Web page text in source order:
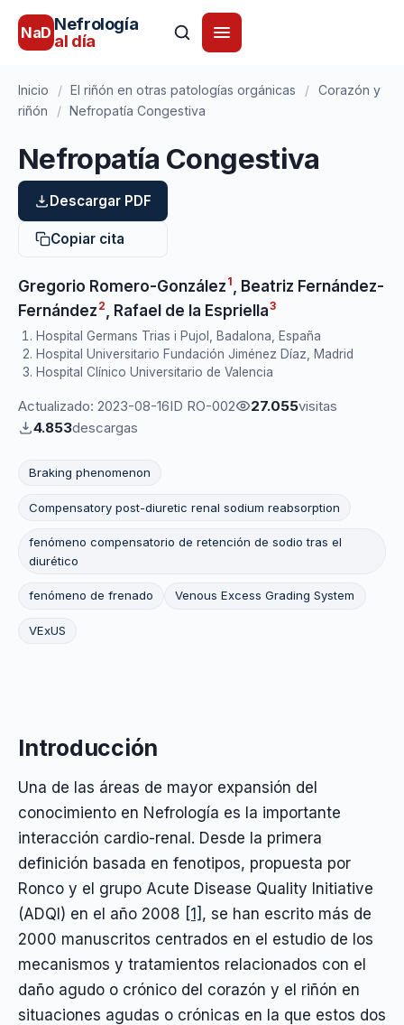
NaD Nefrología
al día
Inicio / El riñón en otras patologías orgánicas / Corazón y
riñón
/ Nefropatía Congestiva
Nefropatía Congestiva
Descargar PDF
Copiar cita
Gregorio Romero-González 1
Beatriz Fernández-
Fernández 2 Rafael de la Espriella3
Hospital Germans Trias i Pujol, Badalona, España
Hospital Universitario Fundación Jiménez Díaz, Madrid
Hospital Clínico Universitario de Valencia
Actualizado: 2023-08-16ID RO-002 27.055visitas
4.853descargas
Braking phenomenon
Compensatory post-diuretic renal sodium reabsorption
fenómeno compensatorio de retención de sodio tras el
diurético
fenómeno de frenado Venous Excess Grading System
VExUS
Introducción
Una de las áreas de mayor expansión del
conocimiento en Nefrología es la importante
interacción cardio-renal. Desde la primera
definición basada en fenotipos, propuesta por
Ronco y el grupo Acute Disease Quality Initiative
(ADQI) en el año 2008 [1] , se han escrito más de
2000 manuscritos centrados en el estudio de los
mecanismos y tratamientos relacionados con el
daño agudo o crónico del corazón y el riñón en
situaciones agudas o crónicas en la que estos dos